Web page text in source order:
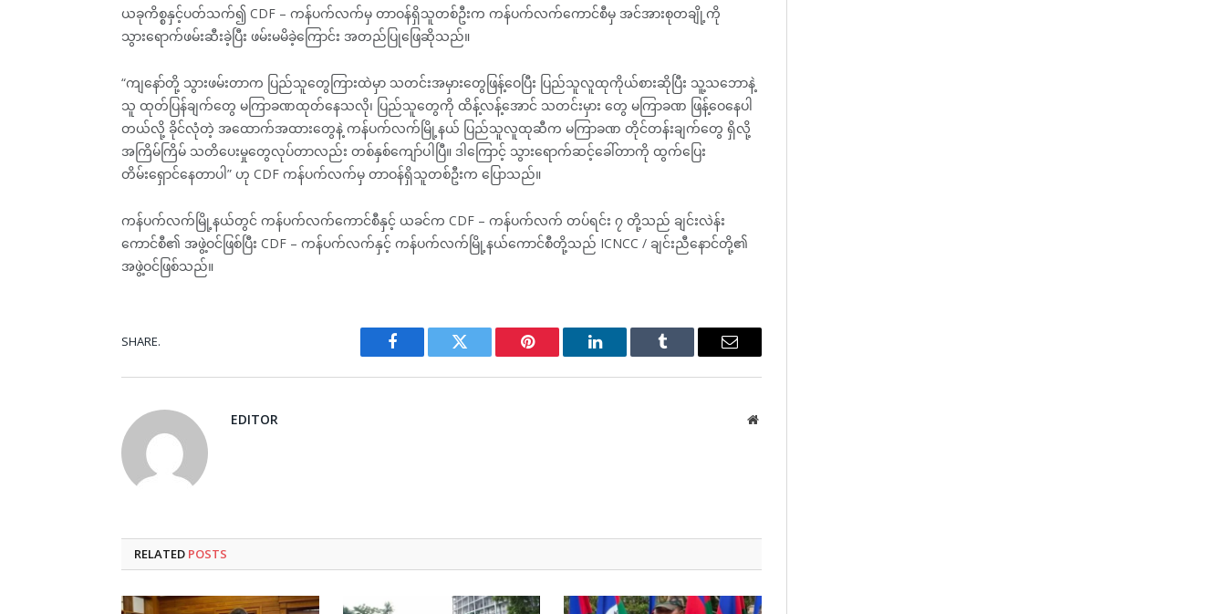
ယခုကိစ္စနှင့်ပတ်သက်၍ CDF – ကန်ပက်လက်မှ တာဝန်ရှိသူတစ်ဦးက ကန်ပက်လက်ကောင်စီမှ အင်အားစုတချို့ကို
သွားရောက်ဖမ်းဆီးခဲ့ပြီး ဖမ်းမမိခဲ့ကြောင်း အတည်ပြုဖြေဆိုသည်။
“ကျနော်တို့ သွားဖမ်းတာက ပြည်သူတွေကြားထဲမှာ သတင်းအမှားတွေဖြန့်ဝေပြီး ပြည်သူလူထုကိုယ်စားဆိုပြီး သူ့သဘောနဲ့
သူ ထုတ်ပြန်ချက်တွေ မကြာခဏထုတ်‌နေသလို၊ ပြည်သူတွေကို ထိန့်လန့်အောင် သတင်းမှား‌ တွေ မကြာခဏ ဖြန့်ဝေနေပါ
တယ်လို့ ခိုင်လုံတဲ့ အ‌ထောက်အထားတွေနဲ့ ကန်ပက်လက်မြို့နယ် ပြည်သူလူထု‌ဆီက မကြာခဏ တိုင်တန်းချက်‌တွေ ရှိလို့
အကြိမ်ကြိမ် သတိပေးမှုတွေလုပ်တာလည်း တစ်နှစ်ကျော်ပါပြီ။ ဒါ‌ကြောင့် သွား‌ရောက်ဆင့်ခေါ်တာကို ထွက်ပြေး
တိမ်းရှောင်နေတာပါ” ဟု CDF ကန်ပက်လက်မှ တာဝန်ရှိသူတစ်ဦးက ပြောသည်။
ကန်ပက်လက်မြို့နယ်တွင် ကန်ပက်လက်ကောင်စီနှင့် ယခင်က CDF – ကန်ပက်လက် တပ်ရင်း ၇ တို့သည် ချင်းလဲန်း
ကောင်စီ၏ အဖွဲ့ဝင်ဖြစ်ပြီး CDF – ကန်ပက်လက်နှင့် ကန်ပက်လက်မြို့နယ်ကောင်စီတို့သည် ICNCC / ချင်းညီနောင်တို့၏
အဖွဲ့ဝင်ဖြစ်သည်။
SHARE.
Facebook Twitter Pinterest LinkedIn Tumblr Email
EDITOR Website
RELATED POSTS